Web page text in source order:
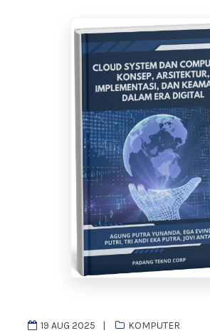
19 AUG 2025 KOMPUTER